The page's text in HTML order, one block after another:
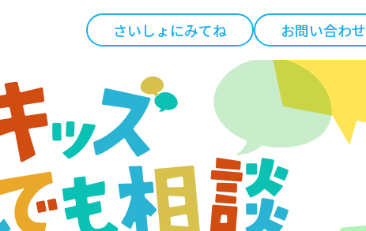
さいしょにみてね お問い合わせ